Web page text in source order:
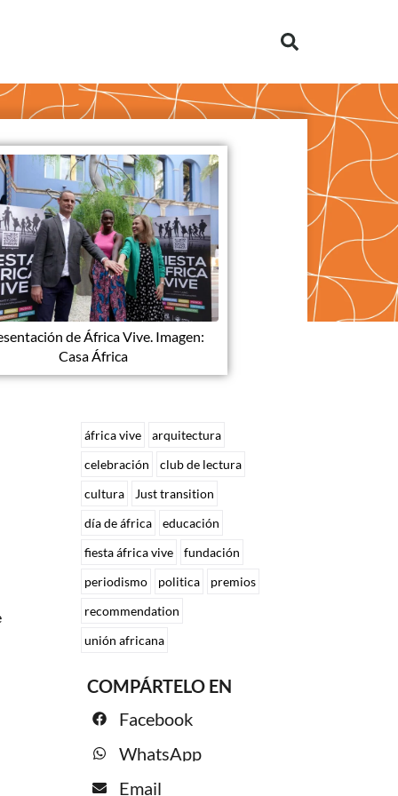
de África Vive. Imagen:
Casa África
áfrica vive
arquitectura
celebración
club de lectura
cultura
Just transition
día de áfrica
educación
fiesta áfrica vive
fundación
periodismo
politica
premios
recommendation
unión africana
COMPÁRTELO EN
Facebook
WhatsApp
Email